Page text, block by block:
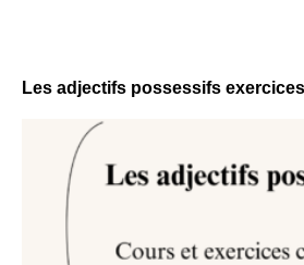
Les adjectifs possessifs